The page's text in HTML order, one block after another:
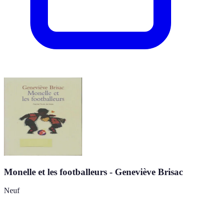
Monelle et les footballeurs - Geneviève Brisac
Neuf